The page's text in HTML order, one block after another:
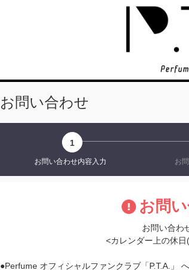
お問い合わせ
1
お問い合わせ内容入力 お
お問
お問い合わ
<カレンダー上の休
●Perfume オフィシャルファンクラブ「P.T.A.」